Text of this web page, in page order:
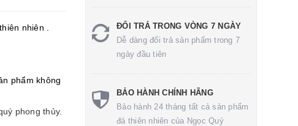
nhiên .
phẩm không
phong thủy.
ĐỔI TRẢ TRONG VÒNG 7 NGÀY
Dễ dàng đổi trả sản phẩm trong 7
ngày đầu tiên
BẢO HÀNH CHÍNH HÃNG
Bảo hành 24 tháng tất cả sản phẩm
đá thiên nhiên của Ngọc Quý